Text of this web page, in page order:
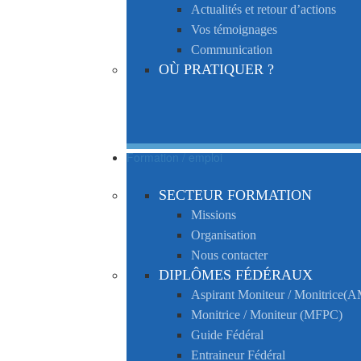
Actualités et retour d’actions
Vos témoignages
Communication
OÙ PRATIQUER ?
Formation / emploi
SECTEUR FORMATION
Missions
Organisation
Nous contacter
DIPLÔMES FÉDÉRAUX
Aspirant Moniteur /
Monitrice / Moniteur (MFPC)
Guide Fédéral
Entraineur Fédéral